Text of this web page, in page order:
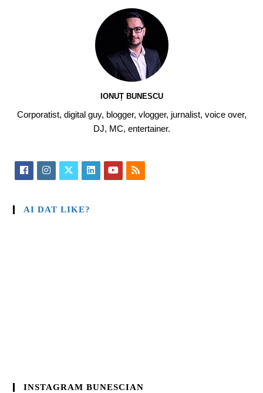
IONUȚ BUNESCU
Corporatist, digital guy, blogger, vlogger, jurnalist, voice over,
DJ, MC, entertainer.
AI DAT LIKE?
INSTAGRAM BUNESCIAN